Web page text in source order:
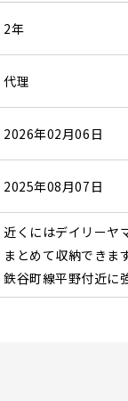
2年
代理
2026年02月06日
2025年08月07日
近くにはデイリーヤ
まとめて収納できま
鉄谷町線平野付近に